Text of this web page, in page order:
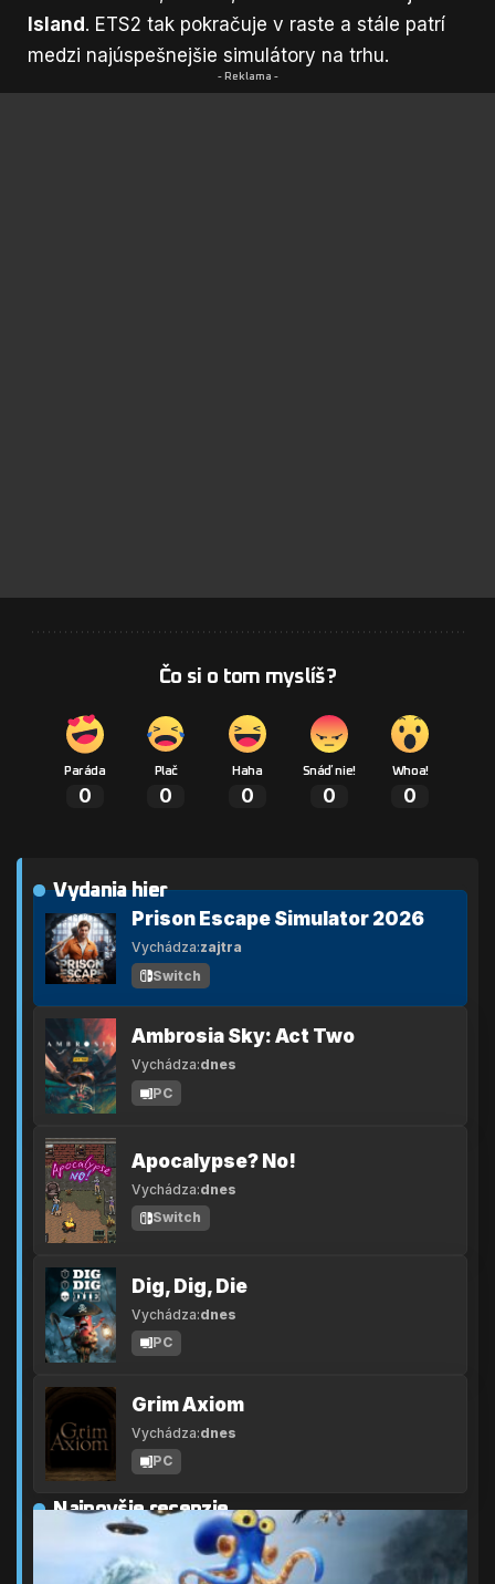
Island. ETS2 tak pokračuje v raste a stále patrí
medzi najúspešnejšie simulátory na trhu.
- Reklama -
Čo si o tom myslíš?
Paráda
0
Plač
0
Haha
0
Snáď nie!
0
Whoa!
0
Vydania hier
Prison Escape Simulator 2026
Vychádza:zajtra
Switch
Ambrosia Sky: Act Two
Vychádza:dnes
PC
Apocalypse? No!
Vychádza:dnes
Switch
Dig, Dig, Die
Vychádza:dnes
PC
Grim Axiom
Vychádza:dnes
PC
Najnovšie recenzie